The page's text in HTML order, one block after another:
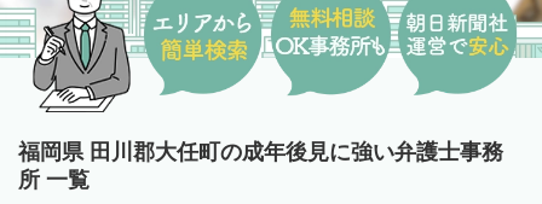
福岡県 田川郡大任町の成年後見に強い弁護士事務
所 一覧